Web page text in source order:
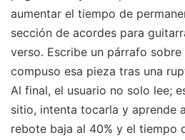
aumentar el tiempo de
sección de acordes para
verso. Escribe un párrafo
compuso esa pieza tras una
Al final, el usuario no solo lee;
sitio, intenta tocarla y aprende
rebote baja al 40% y el tiempo